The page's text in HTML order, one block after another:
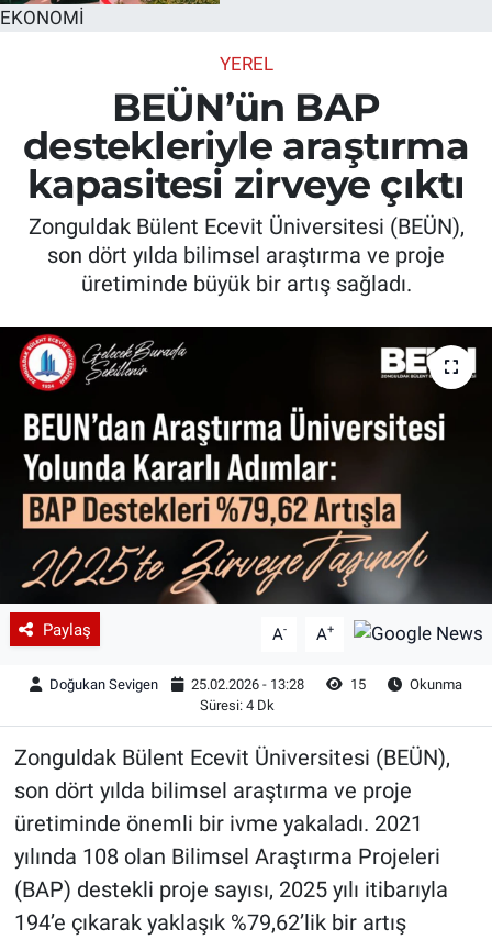
EKONOMİ
YEREL
BEÜN’ün BAP
destekleriyle araştırma
kapasitesi zirveye çıktı
Zonguldak Bülent Ecevit Üniversitesi (BEÜN),
son dört yılda bilimsel araştırma ve proje
üretiminde büyük bir artış sağladı.
Paylaş A- A+
Doğukan Sevigen 25.02.2026 - 13:28 15
Okunma
Süresi: 4 Dk
Zonguldak Bülent Ecevit Üniversitesi (BEÜN),
son dört yılda bilimsel araştırma ve proje
üretiminde önemli bir ivme yakaladı. 2021
yılında 108 olan Bilimsel Araştırma Projeleri
(BAP) destekli proje sayısı, 2025 yılı itibarıyla
194’e çıkarak yaklaşık %79,62’lik bir artış